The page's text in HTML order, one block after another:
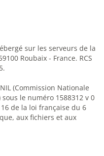
sur les serveurs de la
Roubaix - France. RCS
(Commission Nationale
le numéro 1588312 v 0
de la loi française du 6
aux fichiers et aux